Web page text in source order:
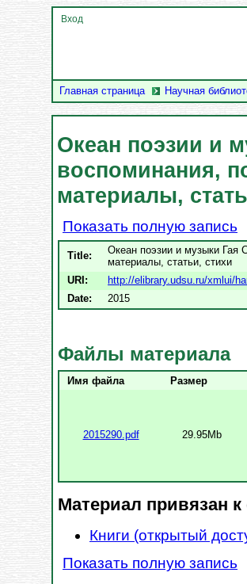
Главная страница Научная
Вход
Океан поэзии и
воспоминания,
материалы,
Показать полную запись
Title:
Океан поэзии и музыки Гая
материалы, статьи, стихи
URI:
http://elibrary.udsu.ru/xmlui/
Date:
2015
Файлы материала
Имя файла Размер
2015290.pdf 29.95Mb
Материал привязан
Книги (открытый
Показать полную запись